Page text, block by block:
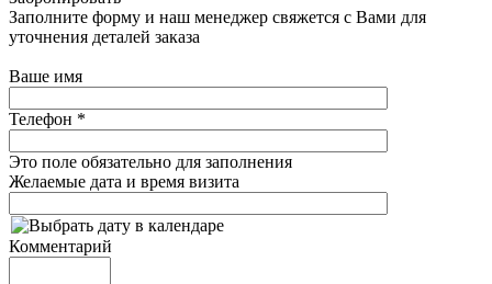
Заполните форму и наш менеджер свяжется с Вами для
уточнения деталей заказа
Ваше имя
Телефон *
Это поле обязательно для заполнения
Желаемые дата и время визита
Комментарий